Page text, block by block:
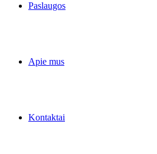
Paslaugos
Apie mus
Kontaktai